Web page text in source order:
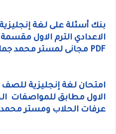
بنك أسئلة على لغة
الاعدادي الترم الاول
PDF مجانى لمستر محمد جمال
امتحان لغة إنجليزية للصف
عرفات الحلاب ومستر